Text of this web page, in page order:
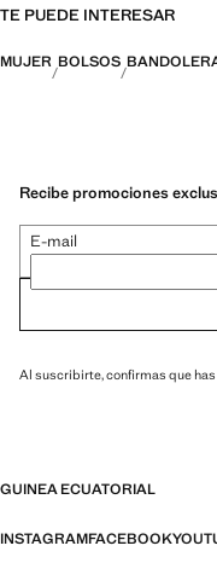
TE PUEDE INTERESAR
MUJER BOLSOS
Recibe promociones
E-mail
Al suscribirte, confirmas que
GUINEA ECUATORIAL
INSTAGRAMFACEBOOK